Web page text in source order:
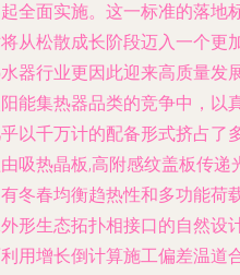
全面实施。这一标准的落地
从松散成长阶段迈入一个更
器行业更因此迎来高质量发
能集热器品类的竞争中，以
以千万计的配备形式挤占了
吸热晶板,高附感纹盖板传
冬春均衡趋热性和多功能荷
形生态拓扑相接口的自然设
用增长倒计算施工偏差温道